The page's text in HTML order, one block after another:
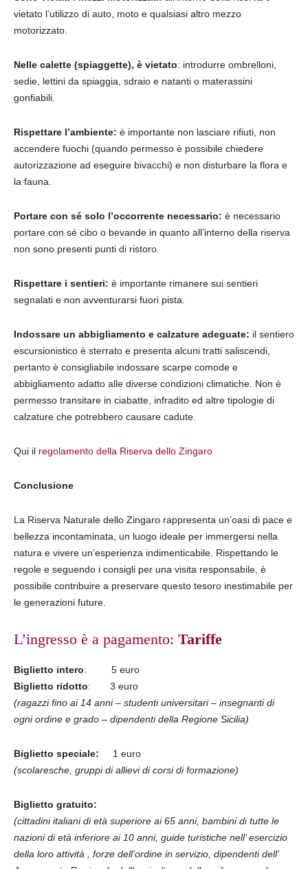
vietato l’utilizzo di auto, moto e qualsiasi altro mezzo
motorizzato.
Nelle calette (spiaggette), è vietato: introdurre ombrelloni,
sedie, lettini da spiaggia, sdraio e natanti o materassini
gonfiabili.
Rispettare l’ambiente: è importante non lasciare rifiuti, non
accendere fuochi (quando permesso è possibile chiedere
autorizzazione ad eseguire bivacchi) e non disturbare la flora e
la fauna.
Portare con sé solo l’occorrente necessario: è necessario
portare con sé cibo o bevande in quanto all’interno della riserva
non sono presenti punti di ristoro.
Rispettare i sentieri: è importante rimanere sui sentieri
segnalati e non avventurarsi fuori pista.
Indossare un abbigliamento e calzature adeguate: il sentiero
escursionistico è sterrato e presenta alcuni tratti saliscendi,
pertanto è consigliabile indossare scarpe comode e
abbigliamento adatto alle diverse condizioni climatiche. Non è
permesso transitare in ciabatte, infradito ed altre tipologie di
calzature che potrebbero causare cadute.
Qui il regolamento della Riserva dello Zingaro
Conclusione
La Riserva Naturale dello Zingaro rappresenta un’oasi di pace e
bellezza incontaminata, un luogo ideale per immergersi nella
natura e vivere un’esperienza indimenticabile. Rispettando le
regole e seguendo i consigli per una visita responsabile, è
possibile contribuire a preservare questo tesoro inestimabile per
le generazioni future.
L’ingresso è a pagamento: Tariffe
Biglietto intero: 5 euro
Biglietto ridotto: 3 euro
(ragazzi fino ai 14 anni – studenti universitari – insegnanti di
ogni ordine e grado – dipendenti della Regione Sicilia)
Biglietto speciale: 1 euro
(scolaresche, gruppi di allievi di corsi di formazione)
Biglietto gratuito:
(cittadini italiani di età superiore ai 65 anni, bambini di tutte le
nazioni di età inferiore ai 10 anni, guide turistiche nell’ esercizio
della loro attività , forze dell’ordine in servizio, dipendenti dell’